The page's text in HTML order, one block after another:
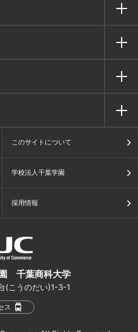
このサイトについて
学校法人千葉学園
採用情報
千葉商科大学
(こうのだい)1-3-1
ス